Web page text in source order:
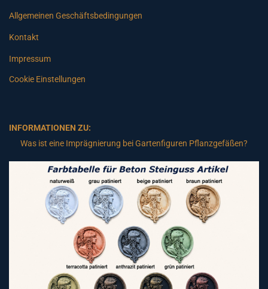
Allgemeinen Geschäftsbedingungen
Kontakt
Impressum
Cookie Einstellungen
INFORMATIONEN ZU:
Was ist eine Imprägnierung bei Gartenfiguren Pflanzgefäßen?